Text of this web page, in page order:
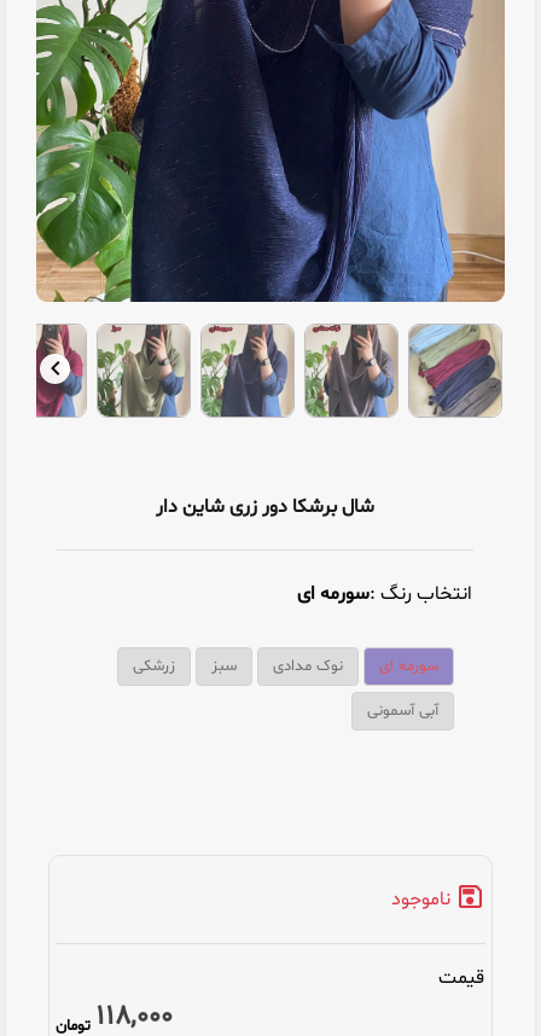
شال برشکا دور زری شاین دار
انتخاب رنگ :سورمه ای
سورمه ای نوک مدادی سبز زرشکی
آبی آسمونی
ناموجود
قیمت
118,000 تومان